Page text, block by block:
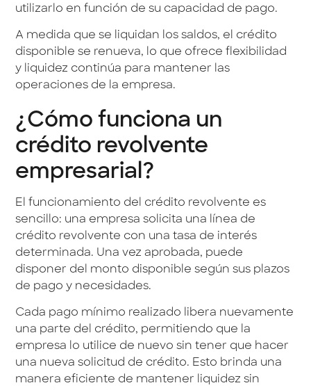
utilizarlo en función de su capacidad de pago.
A medida que se liquidan los saldos, el crédito
disponible se renueva, lo que ofrece flexibilidad
y liquidez continúa para mantener las
operaciones de la empresa.
¿Cómo funciona un
crédito revolvente
empresarial?
El funcionamiento del crédito revolvente es
sencillo: una empresa solicita una línea de
crédito revolvente con una tasa de interés
determinada. Una vez aprobada, puede
disponer del monto disponible según sus plazos
de pago y necesidades.
Cada pago mínimo realizado libera nuevamente
una parte del crédito, permitiendo que la
empresa lo utilice de nuevo sin tener que hacer
una nueva solicitud de crédito. Esto brinda una
manera eficiente de mantener liquidez sin